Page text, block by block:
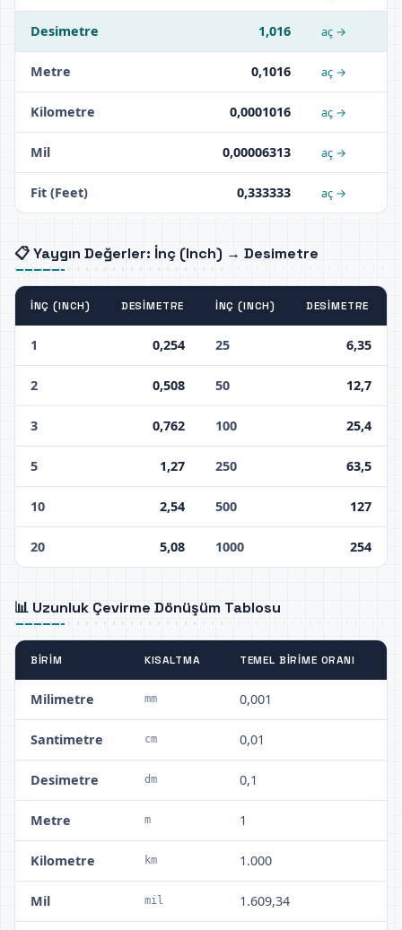
Desimetre 1,016 aç →
Metre 0,1016 aç →
Kilometre 0,0001016 aç →
Mil 0,00006313 aç →
Fit (Feet) 0,333333 aç →
📋 Yaygın Değerler: İnç (Inch) → Desimetre
İNÇ (INCH) DESIMETRE İNÇ (INCH) DESIMETRE
1 0,254 25 6,35
2 0,508 50 12,7
3 0,762 100 25,4
5 1,27 250 63,5
10 2,54 500 127
20 5,08 1000 254
📊 Uzunluk Çevirme Dönüşüm Tablosu
BIRIM KISALTMA TEMEL BIRIME ORANI
Milimetre mm 0,001
Santimetre cm 0,01
Desimetre dm 0,1
Metre m 1
Kilometre km 1.000
Mil mil 1.609,34